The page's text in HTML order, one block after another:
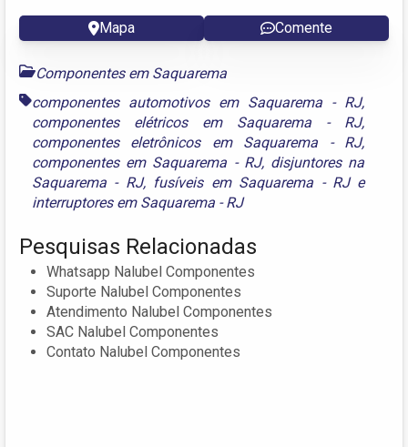
Mapa Comente
Componentes em Saquarema
componentes automotivos em Saquarema - RJ,
componentes elétricos em Saquarema - RJ,
componentes eletrônicos em Saquarema - RJ,
componentes em Saquarema - RJ, disjuntores na
Saquarema - RJ, fusíveis em Saquarema - RJe
interruptores em Saquarema - RJ
Pesquisas Relacionadas
Whatsapp Nalubel Componentes
Suporte Nalubel Componentes
Atendimento Nalubel Componentes
SAC Nalubel Componentes
Contato Nalubel Componentes